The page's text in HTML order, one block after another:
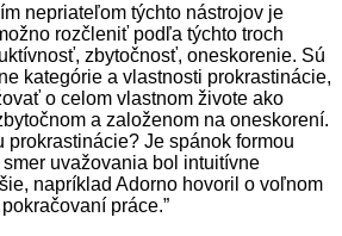
nepriateľom týchto nástrojov je
rozčleniť podľa týchto troch
zbytočnosť, oneskorenie. Sú
kategórie a vlastnosti prokrastinácie,
o celom vlastnom živote ako
a založenom na oneskorení.
prokrastinácie? Je spánok formou
uvažovania bol intuitívne
napríklad Adorno hovoril o voľnom
práce.”